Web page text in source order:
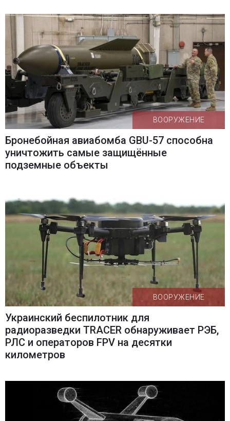
ВООРУЖЕНИЕ
Бронебойная авиабомба GBU-57 способна
уничтожить самые защищённые
подземные объекты
ВООРУЖЕНИЕ
Украинский беспилотник для
радиоразведки TRACER обнаруживает РЭБ,
РЛС и операторов FPV на десятки
километров